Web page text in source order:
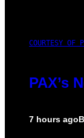
COURTESY OF
PAX’s
7 hours ago